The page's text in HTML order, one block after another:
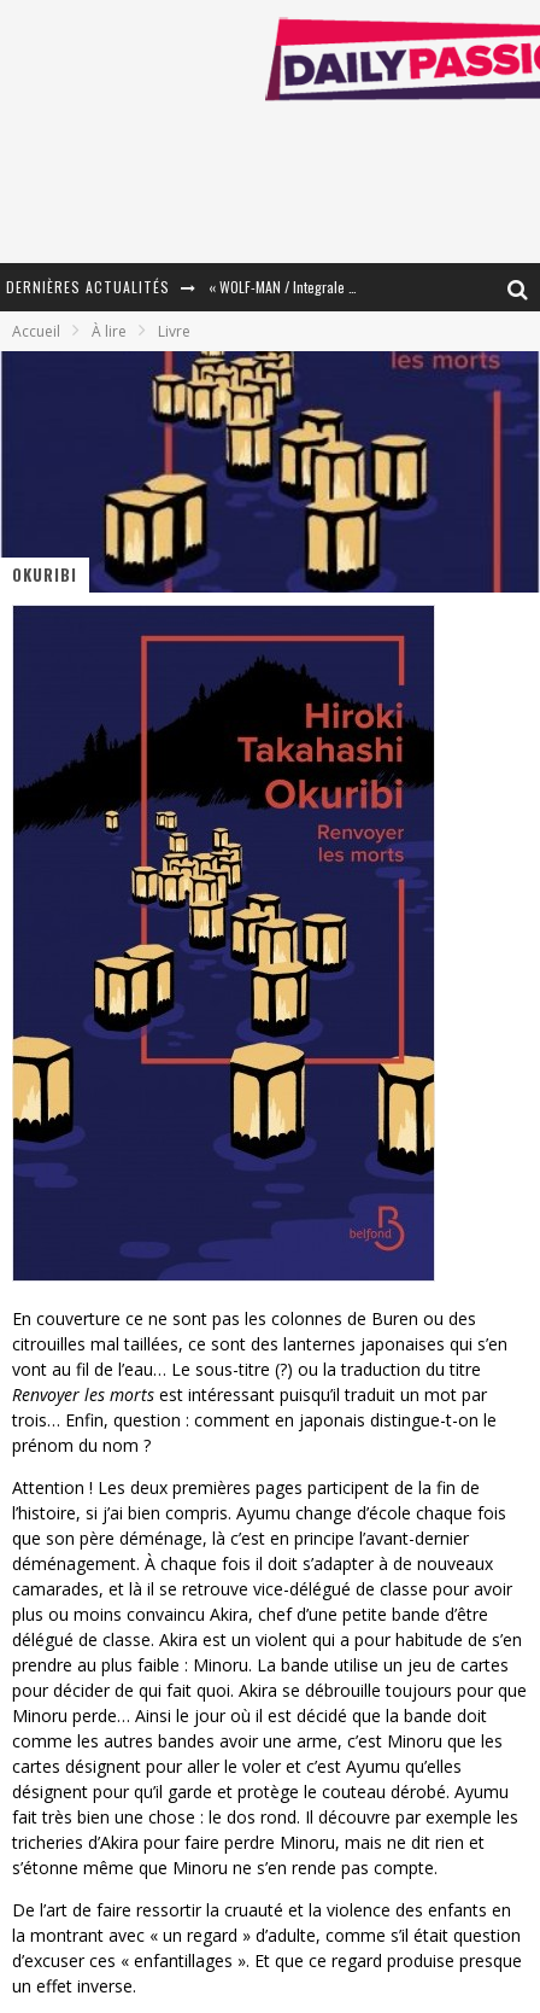
DERNIÈRES ACTUALITÉS
Star Fox
« MOFUSAND / Parler Japonais » – Des Expressions Pratiques !
« Le Vent dand les Saules » - Une Belle Histoire !
« Damn Them All » - Un duo de Choc !
Accueil À lire Livre
OKURIBI
En couverture ce ne sont pas les colonnes de Buren ou des
citrouilles mal taillées, ce sont des lanternes japonaises qui s’en
vont au fil de l’eau… Le sous-titre (?) ou la traduction du titre
Renvoyer les morts est intéressant puisqu’il traduit un mot par
trois… Enfin, question : comment en japonais distingue-t-on le
prénom du nom ?
Attention ! Les deux premières pages participent de la fin de
l’histoire, si j’ai bien compris. Ayumu change d’école chaque fois
que son père déménage, là c’est en principe l’avant-dernier
déménagement. À chaque fois il doit s’adapter à de nouveaux
camarades, et là il se retrouve vice-délégué de classe pour avoir
plus ou moins convaincu Akira, chef d’une petite bande d’être
délégué de classe. Akira est un violent qui a pour habitude de s’en
prendre au plus faible : Minoru. La bande utilise un jeu de cartes
pour décider de qui fait quoi. Akira se débrouille toujours pour que
Minoru perde… Ainsi le jour où il est décidé que la bande doit
comme les autres bandes avoir une arme, c’est Minoru que les
cartes désignent pour aller le voler et c’est Ayumu qu’elles
désignent pour qu’il garde et protège le couteau dérobé. Ayumu
fait très bien une chose : le dos rond. Il découvre par exemple les
tricheries d’Akira pour faire perdre Minoru, mais ne dit rien et
s’étonne même que Minoru ne s’en rende pas compte.
De l’art de faire ressortir la cruauté et la violence des enfants en
la montrant avec « un regard » d’adulte, comme s’il était question
d’excuser ces « enfantillages ». Et que ce regard produise presque
un effet inverse.